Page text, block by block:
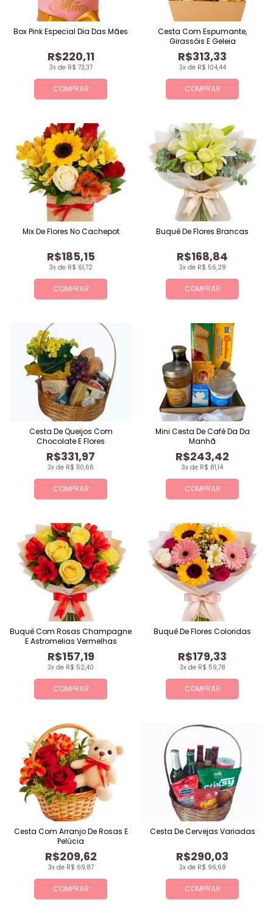
COMPRAR
3x de R$ 73,37
R$220,11
Box Pink Especial Dia Das Mães
COMPRAR
3x de R$ 104,44
R$313,33
Cesta Com Espumante,
Girassóis E Geleia
COMPRAR
3x de R$ 61,72
R$185,15
Mix De Flores No Cachepot
COMPRAR
3x de R$ 56,28
R$168,84
Buquê De Flores Brancas
COMPRAR
3x de R$ 110,66
R$331,97
Cesta De Queijos Com
Chocolate E Flores
COMPRAR
3x de R$ 81,14
R$243,42
Mini Cesta De Café Da Da
Manhã
COMPRAR
3x de R$ 52,40
R$157,19
Buquê Com Rosas Champagne
E Astromelias Vermelhas
COMPRAR
3x de R$ 59,78
R$179,33
Buquê De Flores Coloridas
COMPRAR
3x de R$ 69,87
R$209,62
Cesta Com Arranjo De Rosas E
Pelúcia
COMPRAR
3x de R$ 96,68
R$290,03
Cesta De Cervejas Variadas